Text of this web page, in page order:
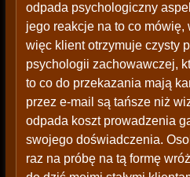
odpada psychologiczny
jego reakcje na to co
więc klient otrzymuje czysty
psychologii zachowawczej,
to co do przekazania mają
przez e-mail są tańsze niż
odpada koszt prowadzenia
swojego doświadczenia.
raz na próbę na tą formę